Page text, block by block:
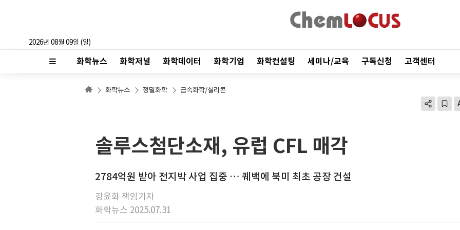
2026년 08월 09일 (일)
화학뉴스 화학저널 화학데이터 화학기업 화학컨설팅 세미나/교육 구독신청 고객센터
화학뉴스 정밀화학 금속화학/실리콘
솔루스첨단소재, 유럽 CFL 매각
2784억원 받아 전지박 사업 집중 … 퀘백에 북미 최초 공장 건설
강윤화 책임기자
화학뉴스 2025.07.31